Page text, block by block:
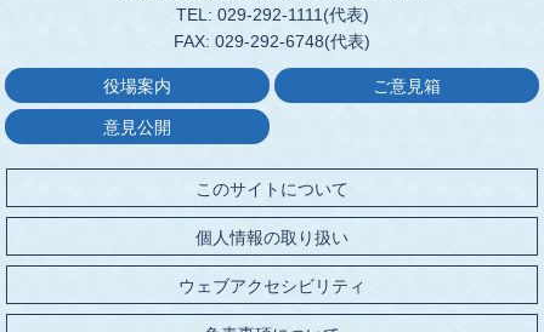
TEL: 029-292-1111(代表)
FAX: 029-292-6748(代表)
役場案内 ご意見箱
意見公開
このサイトについて
個人情報の取り扱い
ウェブアクセシビリティ